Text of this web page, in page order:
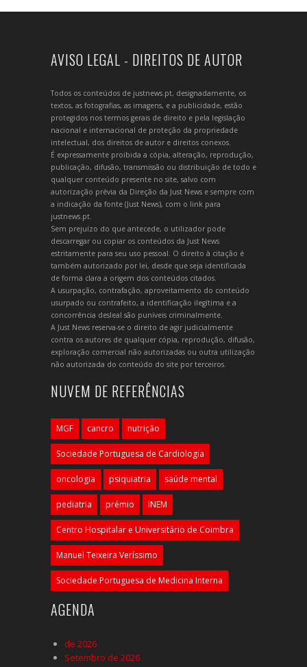
AVISO LEGAL - DIREITOS DE AUTOR
Todos os conteúdos de justnews.pt, designadamente, os
textos, as fotografias, as imagens, e a publicidade, estão
protegidos nos termos gerais de direito e pela legislação
nacional e internacional de proteção da propriedade
intelectual, dos direitos de autor e direitos conexos.
É expressamente proibida a cópia, alteração, reprodução,
publicação, difusão, transmissão ou distribuição de todo e
qualquer conteúdo presente no site, salvo com
autorização prévia da Direção da Just News e sempre com
a indicação da fonte (Just News), com o link para
justnews.pt.
Sem prejuízo do que antecede, o utilizador pode
descarregar ou copiar os conteúdos da Just News
estritamente para seu uso pessoal. O direito à citação é
também autorizado por lei, desde que seja identificada
de forma clara a origem dos conteúdos citados.
A usurpação, contrafação, aproveitamento do conteúdo
usurpado ou contrafeito, a identificação ilegítima e a
concorrência desleal são puníveis criminalmente.
A Just News reserva-se o direito de agir judicialmente
contra os autores de qualquer cópia, reprodução, difusão,
exploração comercial não autorizadas ou outra utilização
não autorizada do conteúdo do site por terceiros.
NUVEM DE REFERÊNCIAS
MGF cancro nutrição
Sociedade Portuguesa de Cardiologia
oncologia psiquiatria saúde mental
pediatria prémio INEM
Centro Hospitalar e Universitário de Coimbra
Manuel Teixeira Veríssimo
Sociedade Portuguesa de Medicina Interna
AGENDA
de 2026
Setembro de 2026